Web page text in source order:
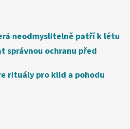
neodmyslitelně patří k létu
správnou ochranu před
rituály pro klid a pohodu